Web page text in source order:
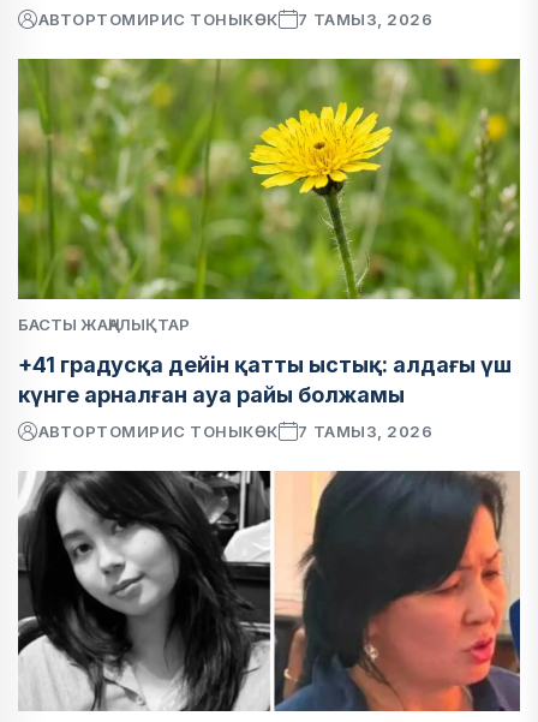
АВТОРТОМИРИС ТОНЫКӨК 7 ТАМЫЗ, 2026
БАСТЫ ЖАҢАЛЫҚТАР
+41 градусқа дейін қатты ыстық: алдағы үш
күнге арналған ауа райы болжамы
АВТОРТОМИРИС ТОНЫКӨК 7 ТАМЫЗ, 2026